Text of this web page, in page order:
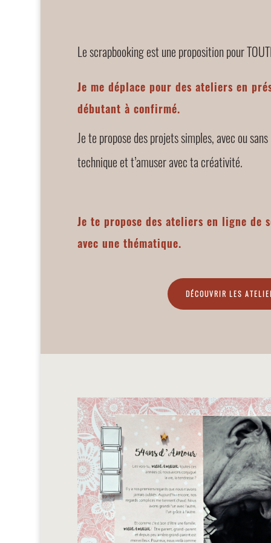
Le scrapbooking est une proposition pour
Je me déplace pour des ateliers en
débutant à confirmé.
Je te propose des projets simples, avec ou
technique et t’amuser avec ta créativité.
Je te propose des ateliers en ligne de
avec une thématique.
DÉCOUVRIR LES